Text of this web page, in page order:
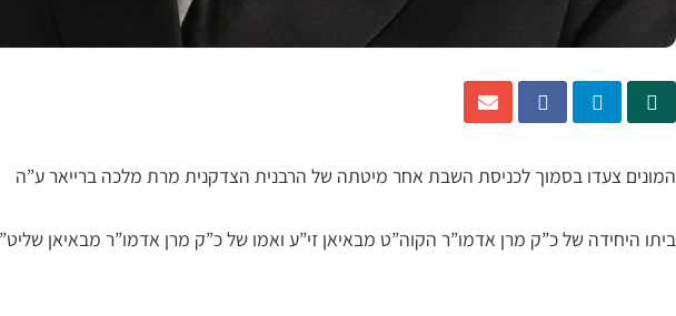
המונים צעדו בסמוך לכניסת השבת אחר מיטתה של הרבנית הצדקנית מרת מלכה ברייאר ע”ה
ביתו היחידה של כ”ק מרן אדמו”ר הקוה”ט מבאיאן זי”ע ואמו של כ”ק מרן אדמו”ר מבאיאן